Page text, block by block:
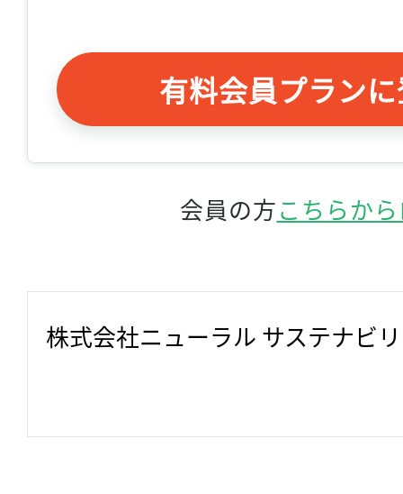
有料会員プラン
会員の方こちらか
株式会社ニューラル サステナビ